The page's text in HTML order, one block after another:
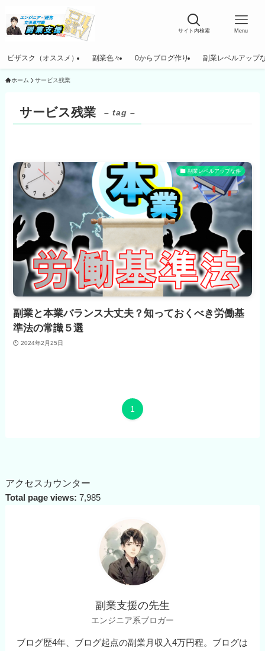
サイト内検索 Menu
ビザスク（オススメ） 副業色々 0からブログ作り 副業レベルアップ
ホーム サービス残業
サービス残業 – tag –
副業レベルアップな件
副業と本業バランス大丈夫？知っておくべき労働基
準法の常識５選
2024年2月25日
1
アクセスカウンター
Total page views: 7,985
副業支援の先生
エンジニア系ブロガー
ブログ歴4年、ブログ起点の副業月収入4万円程。ブログは